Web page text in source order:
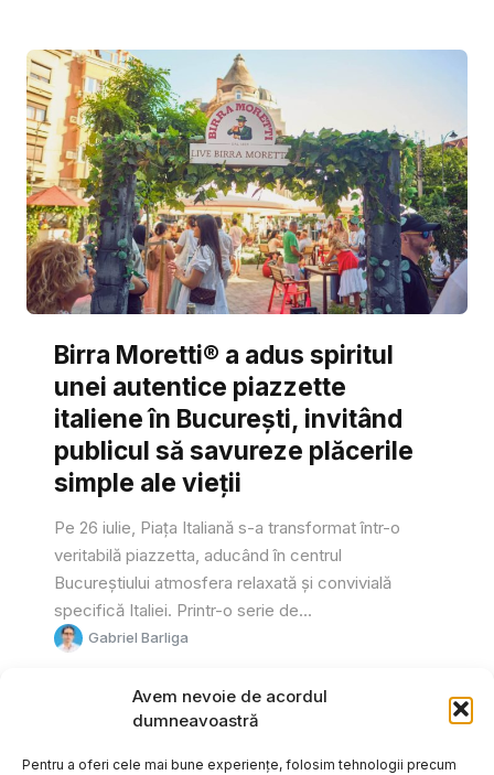
Avem nevoie de acordul
dumneavoastră
Pentru a oferi cele mai bune experiențe, folosim tehnologii precum
Birra Moretti® a adus spiritul
unei autentice piazzette
italiene în București, invitând
publicul să savureze plăcerile
simple ale vieții
Pe 26 iulie, Piața Italiană s-a transformat într-o
veritabilă piazzetta, aducând în centrul
Bucureștiului atmosfera relaxată și convivială
specifică Italiei. Printr-o serie de...
Gabriel Barliga